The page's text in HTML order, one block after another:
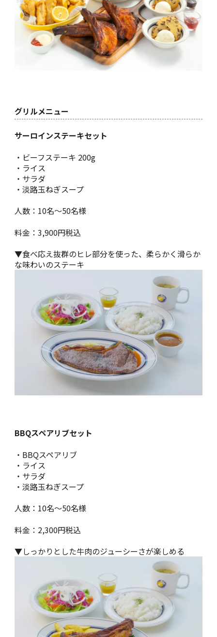
グリルメニュー
サーロインステーキセット
・ビーフステーキ 200g
・ライス
・サラダ
・淡路玉ねぎスープ
人数：10名～50名様
料金：3,900円税込
▼食べ応え抜群のヒレ部分を使った、柔らかく滑らか
な味わいのステーキ
BBQスペアリブセット
・BBQスペアリブ
・ライス
・サラダ
・淡路玉ねぎスープ
人数：10名～50名様
料金：2,300円税込
▼しっかりとした牛肉のジューシーさが楽しめる